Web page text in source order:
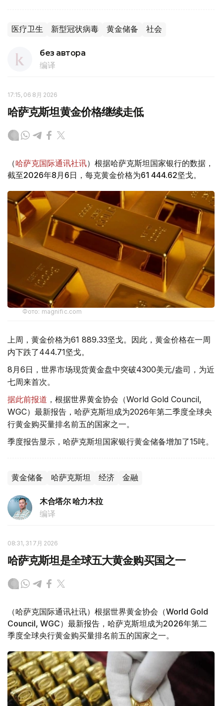
医疗卫生 新型冠状病毒 黄金储备 社会
без автора
编译
17:15, 06 8月 2026
哈萨克斯坦黄金价格继续走低
（哈萨克国际通讯社讯）根据哈萨克斯坦国家银行的数据，
截至2026年8月6日，每克黄金价格为61 444.62坚戈。
Фото: magnific.com
上周，黄金价格为61 889.33坚戈。因此，黄金价格在一周
内下跌了444.71坚戈。
8月6日，世界市场现货黄金盘中突破4300美元/盎司，为近
七周来首次。
据此前报道 ，根据世界黄金协会（World Gold Council,
WGC）最新报告，哈萨克斯坦成为2026年第二季度全球央
行黄金购买量排名前五的国家之一。
季度报告显示，哈萨克斯坦国家银行黄金储备增加了15吨。
黄金储备 哈萨克斯坦 经济 金融
木合塔尔 哈力木拉
编译
08:31, 31 7月 2026
哈萨克斯坦是全球五大黄金购买国之一
（哈萨克国际通讯社讯）根据世界黄金协会（World Gold
Council, WGC）最新报告，哈萨克斯坦成为2026年第二
季度全球央行黄金购买量排名前五的国家之一。